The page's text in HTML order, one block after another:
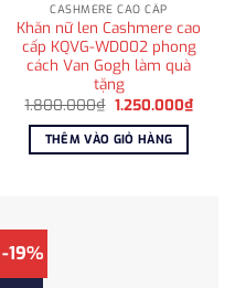
CASHMERE CAO CẤP
Khăn nữ len Cashmere cao
cấp KQVG-WD002 phong
cách Van Gogh làm quà
tặng
1.800.000₫ Giá
là:
1.800.000₫.
1.250.000₫Giá
hiện
THÊM VÀO GIỎ HÀNG
-19%